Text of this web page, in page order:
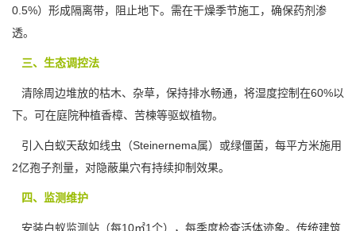
0.5%）形成隔离带，阻止地下。需在干燥季节施工，确保药剂渗
透。
三、生态调控法
清除周边堆放的枯木、杂草，保持排水畅通，将湿度控制在60%以
下。可在庭院种植香樟、苦楝等驱蚁植物。
引入白蚁天敌如线虫（Steinernema属）或绿僵菌，每平方米施用
2亿孢子剂量，对隐蔽巢穴有持续抑制效果。
四、监测维护
安装白蚁监测站（每10㎡1个），每季度检查活体迹象。传统建筑